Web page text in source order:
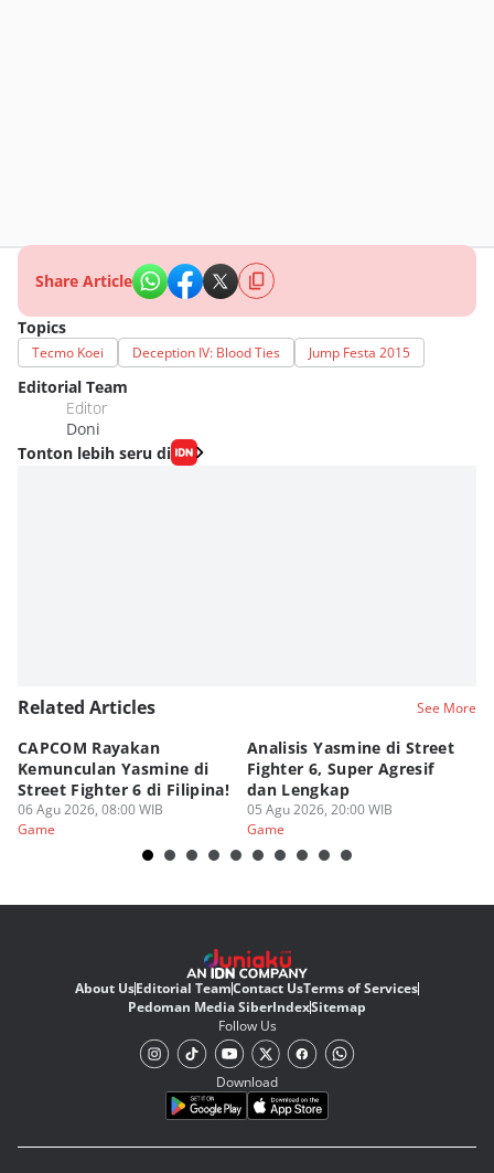
Share Article
Topics
Tecmo Koei Deception IV: Blood Ties Jump Festa 2015
Editorial Team
Editor
Doni
Tonton lebih seru di
Related Articles See More
CAPCOM Rayakan
Kemunculan Yasmine di
Street Fighter 6 di Filipina!
06 Agu 2026, 08:00 WIB
Game
Analisis Yasmine di Street
Fighter 6, Super Agresif
dan Lengkap
05 Agu 2026, 20:00 WIB
Game
About UsEditorial TeamContact UsTerms of Services
Pedoman Media SiberIndexSitemap
Follow Us
Download